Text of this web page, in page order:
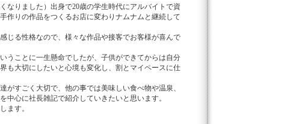
なりました）出身で20歳の学生時代にアルバイトで資
作りの作品をつくるお店に変わりナムナムと継続して
じる性格なので、様々な作品や接客でお客様が喜んで
うことに一生懸命でしたが、子供ができてからは自分
も大切にしたいと心境も変化し、割とマイペースに仕
すごく大切で、他の事では美味しい食べ物や温泉、
心に社長雑記で紹介していきたいと思います。
ます。